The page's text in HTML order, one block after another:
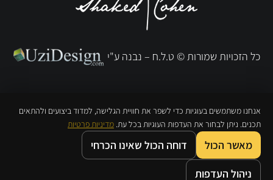
כל הזכויות שמורות © ט.ל.ח – נבנה ע"י
אנחנו משתמשים בעוגיות כדי לשפר את חוויית הגלישה, למדוד ביצועים ולהתאים
תכנים. ניתן לבחור את העדפות העוגיות בכל עת. מדיניות פרטיות
מאשר הכול דוחה הכול שאינו הכרחי
ניהול העדפות